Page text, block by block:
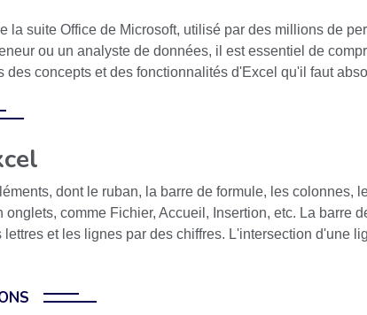
la suite Office de Microsoft, utilisé par des millions de
ou un analyste de données, il est essentiel de
concepts et des fonctionnalités d'Excel qu'il faut
dont le ruban, la barre de formule, les colonnes,
comme Fichier, Accueil, Insertion, etc. La barre
et les lignes par des chiffres. L'intersection d'une